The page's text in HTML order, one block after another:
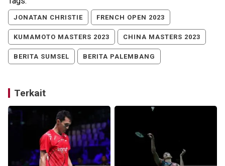
JONATAN CHRISTIE FRENCH OPEN 2023
KUMAMOTO MASTERS 2023 CHINA MASTERS 2023
BERITA SUMSEL BERITA PALEMBANG
Terkait